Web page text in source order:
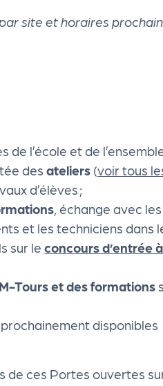
site et horaires
de l’école et de
desateliers (voir tous
d’élèves ;
, échange avec
et les techniciens dans
sur leconcours d’entrée
Tourset des formations
disponibles
de ces Portes ouvertes